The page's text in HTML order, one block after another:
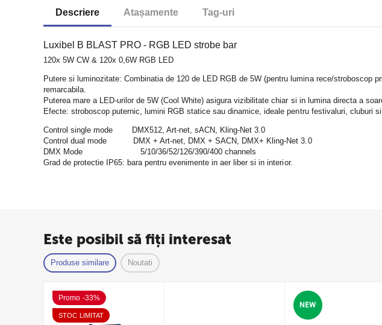
Descriere Atașamente Tag-uri
Luxibel B BLAST PRO - RGB LED strobe bar
120x 5W CW & 120x 0,6W RGB LED
Putere si luminozitate: Combinatia de 120 de LED RGB de 5W (pentru lumina rece/
remarcabila.
Puterea mare a LED-urilor de 5W (Cool White) asigura vizibilitate chiar si in lumina directa a
Efecte: stroboscop puternic, lumini RGB statice sau dinamice, ideale pentru festivaluri, cluburi
Control single mode        DMX512, Art-net, sACN, Kling-Net 3.0
Control dual mode           DMX + Art-net, DMX + SACN, DMX+ Kling-Net 3.0
DMX Mode                        5/10/36/52/126/390/400 channels
Grad de protectie IP65: bara pentru evenimente in aer liber si in interior.
Este posibil să fiți interesat
Produse similare Noutati
Promo -33%
STOC LIMITAT